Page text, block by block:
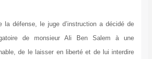
la défense, le juge d’instruction a décidé de
de monsieur Ali Ben Salem à une
de le laisser en liberté et de lui interdire